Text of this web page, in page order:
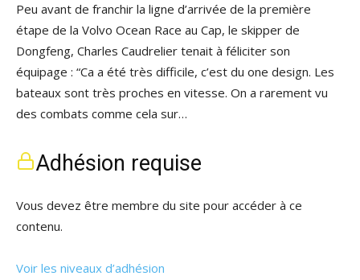
Peu avant de franchir la ligne d’arrivée de la première
étape de la Volvo Ocean Race au Cap, le skipper de
Dongfeng, Charles Caudrelier tenait à féliciter son
équipage : “Ca a été très difficile, c’est du one design. Les
bateaux sont très proches en vitesse. On a rarement vu
des combats comme cela sur…
Adhésion requise
Vous devez être membre du site pour accéder à ce
contenu.
Voir les niveaux d’adhésion